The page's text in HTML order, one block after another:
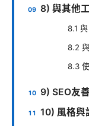
8) 與其他
8.1
8.2
8.3
9) SEO友
10) 風格與